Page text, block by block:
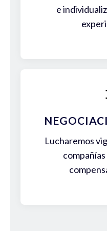
e
Lucharemos